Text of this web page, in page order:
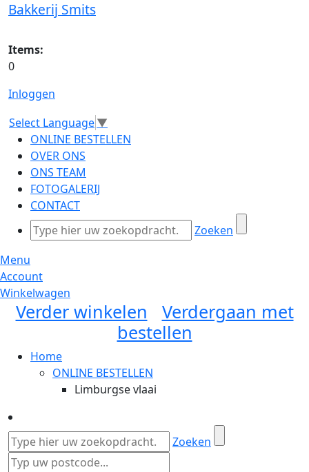
Bakkerij Smits
Items:
0
Inloggen
Select Language▼
ONLINE BESTELLEN
OVER ONS
ONS TEAM
FOTOGALERIJ
CONTACT
Zoeken
Menu
Account
Winkelwagen
Verder winkelen
Verdergaan met
bestellen
Home
ONLINE BESTELLEN
Limburgse vlaai
Zoeken